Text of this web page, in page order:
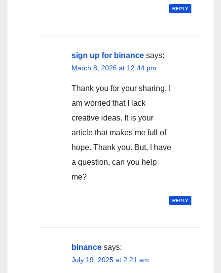
REPLY
sign up for binance says:
March 8, 2026 at 12:44 pm
Thank you for your sharing. I
am worried that I lack
creative ideas. It is your
article that makes me full of
hope. Thank you. But, I have
a question, can you help
me?
REPLY
binance says:
July 19, 2025 at 2:21 am